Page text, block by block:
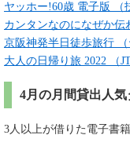
ヤッホー!60歳 電子版 （
カンタンなのになぜか
京阪神発半日徒歩旅行 （
大人の日帰り旅 2022 （
4月の月間貸出人気
3人以上が借りた電子書籍